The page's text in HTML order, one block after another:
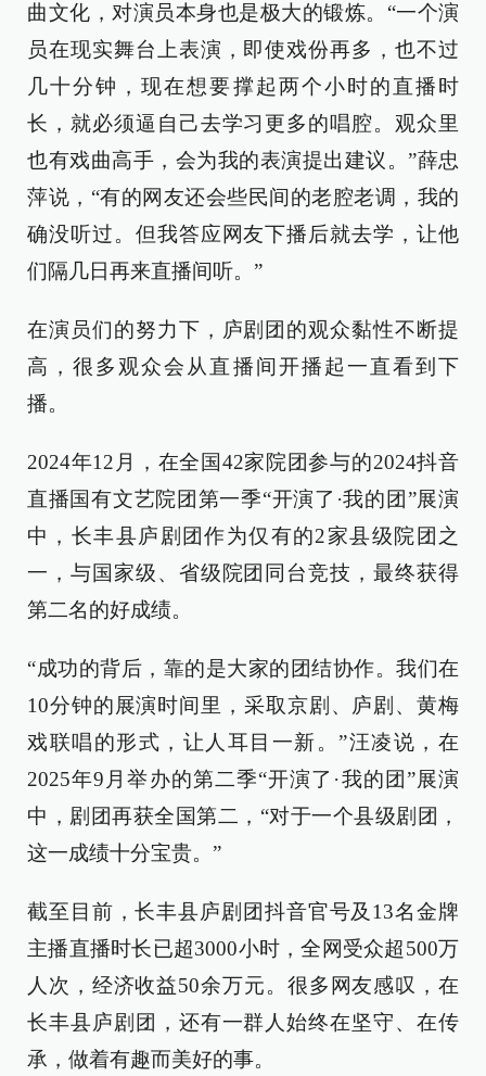
曲文化，对演员本身也是极大的锻炼。“一个演
员在现实舞台上表演，即使戏份再多，也不过
几十分钟，现在想要撑起两个小时的直播时
长，就必须逼自己去学习更多的唱腔。观众里
也有戏曲高手，会为我的表演提出建议。”薛忠
萍说，“有的网友还会些民间的老腔老调，我的
确没听过。但我答应网友下播后就去学，让他
们隔几日再来直播间听。”
在演员们的努力下，庐剧团的观众黏性不断提
高，很多观众会从直播间开播起一直看到下
播。
2024年12月，在全国42家院团参与的2024抖音
直播国有文艺院团第一季“开演了·我的团”展演
中，长丰县庐剧团作为仅有的2家县级院团之
一，与国家级、省级院团同台竞技，最终获得
第二名的好成绩。
“成功的背后，靠的是大家的团结协作。我们在
10分钟的展演时间里，采取京剧、庐剧、黄梅
戏联唱的形式，让人耳目一新。”汪凌说，在
2025年9月举办的第二季“开演了·我的团”展演
中，剧团再获全国第二，“对于一个县级剧团，
这一成绩十分宝贵。”
截至目前，长丰县庐剧团抖音官号及13名金牌
主播直播时长已超3000小时，全网受众超500万
人次，经济收益50余万元。很多网友感叹，在
长丰县庐剧团，还有一群人始终在坚守、在传
承，做着有趣而美好的事。